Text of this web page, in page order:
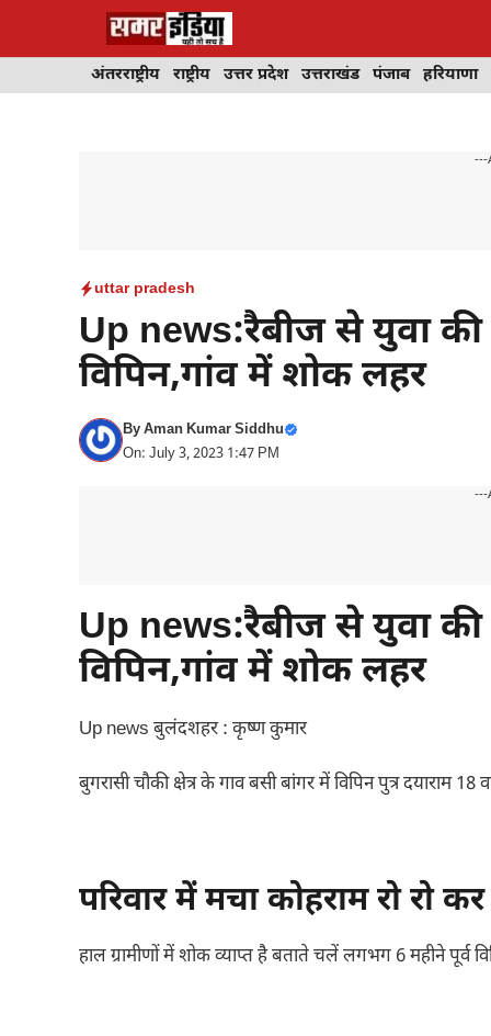
अंतरराष्ट्रीय राष्ट्रीय उत्तर प्रदेश उत्तराखंड पंजाब हरियाणा
---
uttar pradesh
Up news:रैबीज से युवा की
विपिन,गांव में शोक लहर
ByAman Kumar Siddhu
On: July 3, 2023 1:47 PM
---
Up news:रैबीज से युवा की
विपिन,गांव में शोक लहर
Up news बुलंदशहर : कृष्ण कुमार
बुगरासी चौकी क्षेत्र के गाव बसी बांगर में विपिन पुत्र दयाराम
परिवार में मचा कोहराम रो रो कर
हाल ग्रामीणों में शोक व्याप्त है बताते चलें लगभग 6 महीने पूर्व